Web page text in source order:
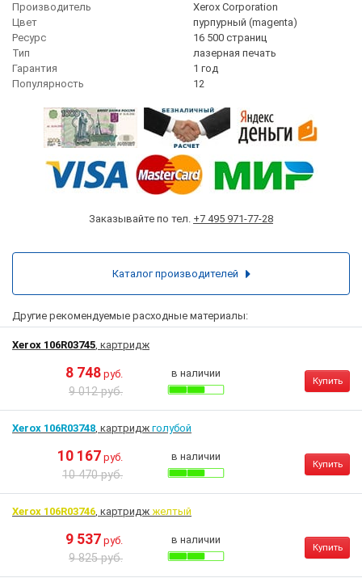
Производитель
Xerox Corporation
Цвет
пурпурный (magenta)
Ресурс
16 500 страниц
Тип
лазерная печать
Гарантия
1 год
Популярность
12
Заказывайте по тел. +7 495 971-77-28
Другие рекомендуемые расходные материалы:
Xerox 106R03745, картридж
8 748 руб.
9 012 руб.
в наличии
Купить
Xerox 106R03748, картридж голубой
10 167 руб.
10 470 руб.
в наличии
Купить
Xerox 106R03746, картридж желтый
9 537 руб.
9 825 руб.
в наличии
Купить